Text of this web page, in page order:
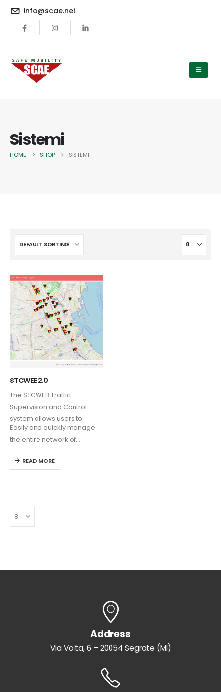
content
info@scae.net
Sistemi
HOME SHOP SISTEMI
STCWEB2.0
The STCWEB Traffic
Supervision and Control
system allows users to:
Easily and quickly manage
the entire network of
controllers via a web
interface
READ MORE
Address
Via Volta, 6 – 20054 Segrate (MI)